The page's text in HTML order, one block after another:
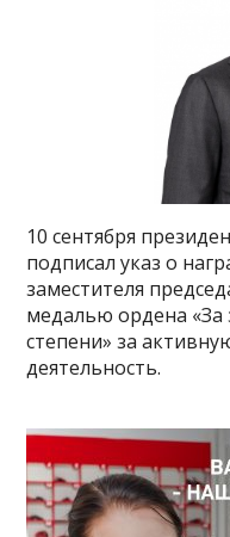
10 сентября
подписал указ о
заместителя
медалью ордена «За
степени» за
деятельность.